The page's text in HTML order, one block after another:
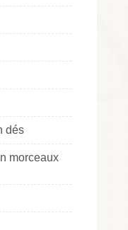
dés
morceaux